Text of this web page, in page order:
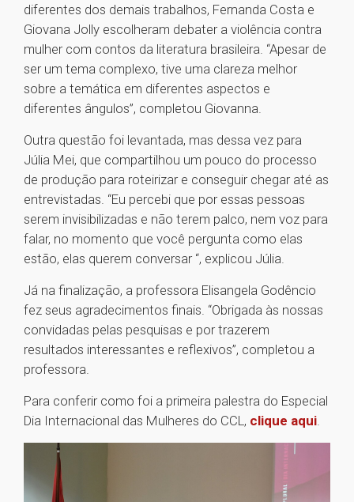
diferentes dos demais trabalhos, Fernanda Costa e
Giovana Jolly escolheram debater a violência contra
mulher com contos da literatura brasileira. “Apesar de
ser um tema complexo, tive uma clareza melhor
sobre a temática em diferentes aspectos e
diferentes ângulos”, completou Giovanna.
Outra questão foi levantada, mas dessa vez para
Júlia Mei, que compartilhou um pouco do processo
de produção para roteirizar e conseguir chegar até as
entrevistadas. “Eu percebi que por essas pessoas
serem invisibilizadas e não terem palco, nem voz para
falar, no momento que você pergunta como elas
estão, elas querem conversar “, explicou Júlia.
Já na finalização, a professora Elisangela Godêncio
fez seus agradecimentos finais. “Obrigada às nossas
convidadas pelas pesquisas e por trazerem
resultados interessantes e reflexivos”, completou a
professora.
Para conferir como foi a primeira palestra do Especial
Dia Internacional das Mulheres do CCL, clique aqui.